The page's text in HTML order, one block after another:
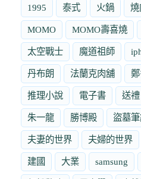
1995 泰式 火鍋 燒
MOMO MOMO壽喜燒
太空戰士 魔道祖師
丹布朗 法蘭克肉舖
推理小說 電子書 送禮
朱一龍 勝博殿 盜墓
夫妻的世界 夫婦的世界
建國 大業 samsung